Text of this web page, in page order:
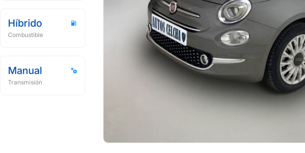
Híbrido
Combustible
Manual
Transmisión